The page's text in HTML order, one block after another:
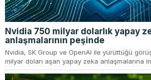
Nvidia 750 milyar dolarlık yapay
anlaşmalarının peşinde
Nvidia, SK Group ve OpenAI ile yürüttüğü
milyar doları aşan yapay zeka anlaşmalarına